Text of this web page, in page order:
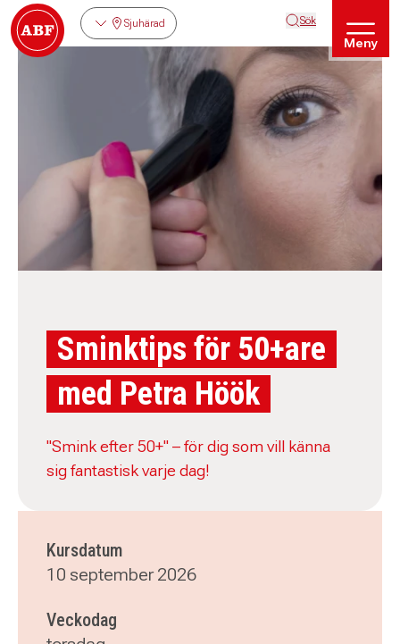
Sjuhärad Sök
Meny
Sminktips för 50+are
med Petra Höök
"Smink efter 50+" – för dig som vill känna
sig fantastisk varje dag!
Kursdatum
10 september 2026
Veckodag